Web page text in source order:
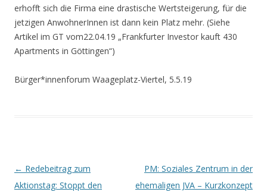
erhofft sich die Firma eine drastische Wertsteigerung, für die
jetzigen AnwohnerInnen ist dann kein Platz mehr. (Siehe
Artikel im GT vom22.04.19 „Frankfurter Investor kauft 430
Apartments in Göttingen“)
Bürger*innenforum Waageplatz-Viertel, 5.5.19
Beitrags-
Navigation
← Redebeitrag zum
Aktionstag: Stoppt den
PM: Soziales Zentrum in der
ehemaligen JVA – Kurzkonzept